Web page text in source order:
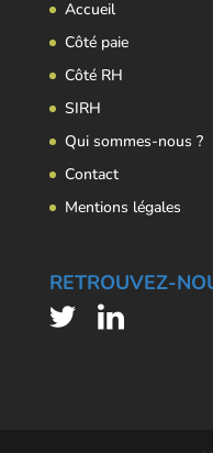
Accueil
Côté paie
Côté RH
SIRH
Qui sommes-nous ?
Contact
Mentions légales
RETROUVEZ-